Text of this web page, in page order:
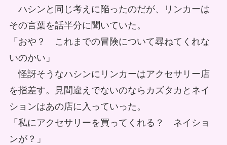
ハシンと同じ考えに陥ったのだが、リンカーは
その言葉を話半分に聞いていた。
「おや？ これまでの冒険について尋ねてくれな
いのかい」
怪訝そうなハシンにリンカーはアクセサリー店
を指差す。見間違えでないのならカズタカとネイ
ションはあの店に入っていった。
「私にアクセサリーを買ってくれる？ ネイショ
ンが？」